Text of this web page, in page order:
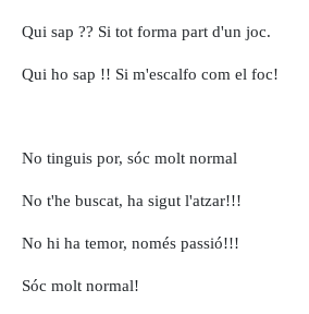
Qui sap ?? Si tot forma part d'un joc.
Qui ho sap !! Si m'escalfo com el foc!
No tinguis por, sóc molt normal
No t'he buscat, ha sigut l'atzar!!!
No hi ha temor, només passió!!!
Sóc molt normal!